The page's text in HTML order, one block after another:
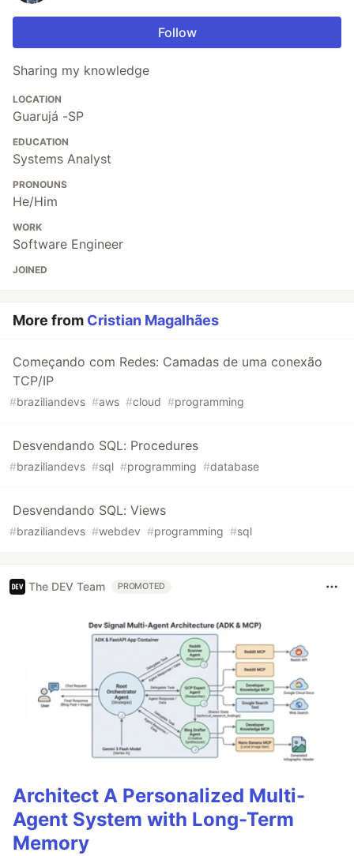
Follow
Sharing my knowledge
LOCATION
Guarujá -SP
EDUCATION
Systems Analyst
PRONOUNS
He/Him
WORK
Software Engineer
JOINED
More from Cristian Magalhães
Começando com Redes: Camadas de uma conexão
TCP/IP
#braziliandevs #aws #cloud #programming
Desvendando SQL: Procedures
#braziliandevs #sql #programming #database
Desvendando SQL: Views
#braziliandevs #webdev #programming #sql
The DEV Team PROMOTED
Architect A Personalized Multi-
Agent System with Long-Term
Memory